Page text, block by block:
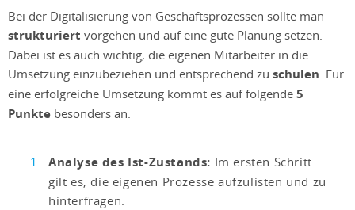
Bei der Digitalisierung von Geschäftsprozessen sollte man
strukturiert vorgehen und auf eine gute Planung setzen.
Dabei ist es auch wichtig, die eigenen Mitarbeiter in die
Umsetzung einzubeziehen und entsprechend zu schulen . Für
eine erfolgreiche Umsetzung kommt es auf folgende 5
Punkte besonders an:
Analyse des Ist-Zustands: Im ersten Schritt
gilt es, die eigenen Prozesse aufzulisten und zu
hinterfragen.